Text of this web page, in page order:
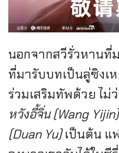
นอกจากสวีรั่วหานที่
ที่มารับบทเป็นลู่ซิงเ
ร่วมเสริมทัพด้วย ไม่
หวังอี้จิ่น (Wang
(Duan Yu)เป็นต้น แ